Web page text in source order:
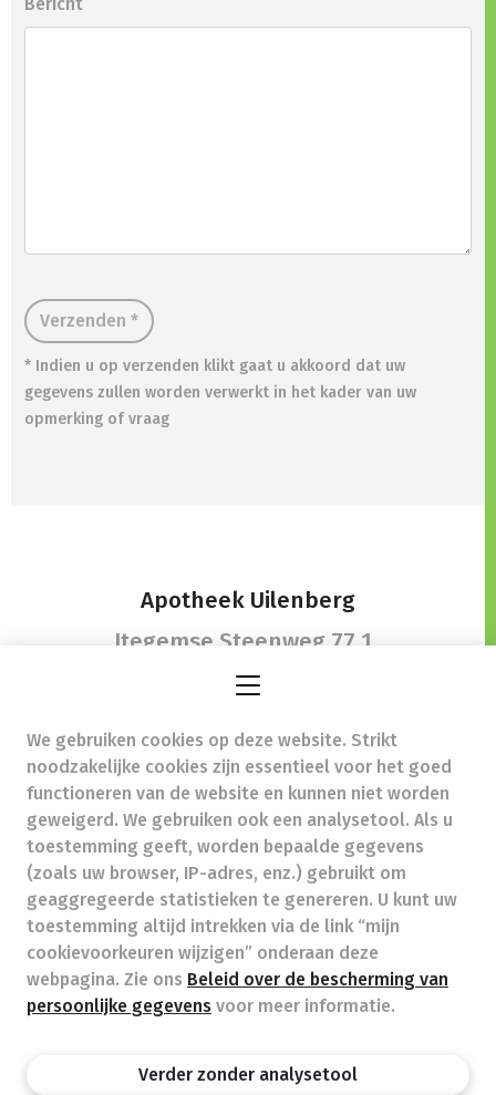
Verzenden *
* Indien u op verzenden klikt gaat u akkoord dat uw
gegevens zullen worden verwerkt in het kader van uw
opmerking of vraag
Apotheek Uilenberg
Itegemse Steenweg 77 1,
2270 Herenthout
info@apotheekuilenberg.be - Ondernemingsnummer
(BTW nr.) (BE)0760861367
Beroepstitel: Apotheker werkzaam in België
Beroepsvereniging: Algemene Pharmaceutische
Bond autorisatienummer FAGG 131108
Valt onder toezicht van de Orde der Apothekers,
02/537.42.67, Henri Jasparlaan 94 1060 Brussel
Deontologie:
Code van de farmaceutische plichtenleer
Tarieven terugbetaalde zorg
Privacy policy
Wettelijke vermeldingen
We gebruiken cookies op deze website. Strikt
noodzakelijke cookies zijn essentieel voor het goed
functioneren van de website en kunnen niet worden
geweigerd. We gebruiken ook een analysetool. Als u
toestemming geeft, worden bepaalde gegevens
(zoals uw browser, IP-adres, enz.) gebruikt om
geaggregeerde statistieken te genereren. U kunt uw
toestemming altijd intrekken via de link “mijn
cookievoorkeuren wijzigen” onderaan deze
webpagina. Zie ons Beleid over de bescherming van
persoonlijke gegevens voor meer informatie.
Verder zonder analysetool